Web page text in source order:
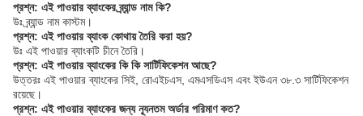
প্রশ্ন: এই পাওয়ার ব্যাংকের ব্র্যান্ড নাম কি?
উঃ ব্র্যান্ড নাম কাস্টম।
প্রশ্ন: এই পাওয়ার ব্যাংক কোথায় তৈরি করা হয়?
উঃ এই পাওয়ার ব্যাংকটি চীনে তৈরি।
প্রশ্ন: এই পাওয়ার ব্যাংকের কি কি সার্টিফিকেশন আছে?
উত্তরঃ এই পাওয়ার ব্যাংকের সিই, রোএইচএস, এমএসডিএস এবং ইউএন ৩৮.৩ সার্টিফিকেশন
রয়েছে।
প্রশ্ন: এই পাওয়ার ব্যাংকের জন্য ন্যূনতম অর্ডার পরিমাণ কত?